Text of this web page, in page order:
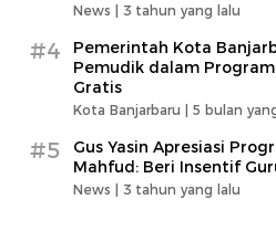
News | 3 tahun yang lalu
#4
Pemerintah Kota
Pemudik dalam
Gratis
Kota Banjarbaru | 5 bulan
#5
Gus Yasin Apresiasi
Mahfud: Beri Insentif
News | 3 tahun yang lalu